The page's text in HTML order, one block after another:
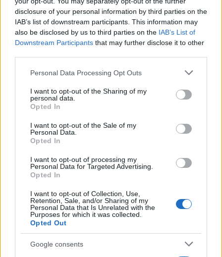
disclosure of your personal information by third parties on the
IAB’s list of downstream participants. This information may
also be disclosed by us to third parties on the IAB’s List of
Downstream Participants that may further disclose it to other
Please note that this website/app uses one or more Google
not limited to your visit or usage behaviour. You may click to
grant or deny consent to Google and its third-party tags to
use your data for below specified purposes in below Google
consent section.
Personal Data Processing Opt Outs
I want to opt-out of the Sharing of my
personal data.
Opted In
I want to opt-out of the Sale of my
Personal Data.
Opted In
I want to opt-out of processing my
Personal Data for Targeted Advertising.
Opted In
I want to opt-out of Collection, Use,
Retention, Sale, and/or Sharing of my
Personal Data that Is Unrelated with the
Purposes for which it was collected.
Opted Out
Google consents
Comunicadora social y periodista. Apasionada por contar las
verdaderas historias, encantada de los medios digitales y de generar
contenido de interés para las nuevas plataformas.
ARTÍCULO ANTERIOR
Más leídos
SALUD Y BIENESTAR